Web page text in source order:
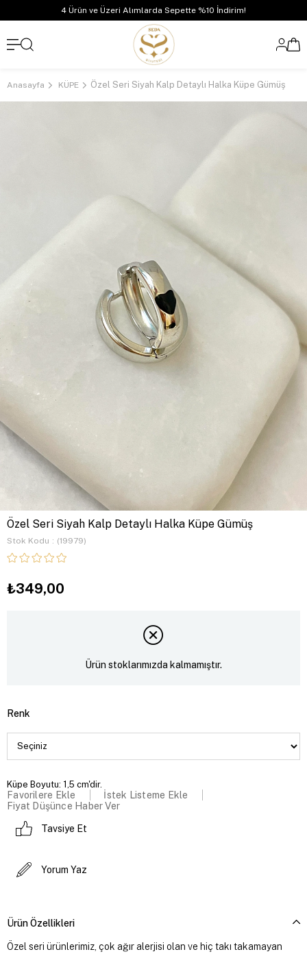
4 Ürün ve Üzeri Alımlarda Sepette %10 İndirim!
Anasayfa KÜPE Özel Seri Siyah Kalp Detaylı Halka Küpe Gümüş
Özel Seri Siyah Kalp Detaylı Halka Küpe Gümüş
Stok Kodu (19979)
₺349,00
Ürün stoklarımızda kalmamıştır.
Renk
Küpe Boyutu: 1,5 cm'dir.
Favorilere Ekle
İstek Listeme Ekle
Fiyat Düşünce Haber Ver
Tavsiye Et
Yorum Yaz
Ürün Özellikleri
Özel seri ürünlerimiz, çok ağır alerjisi olan ve hiç takı takamayan